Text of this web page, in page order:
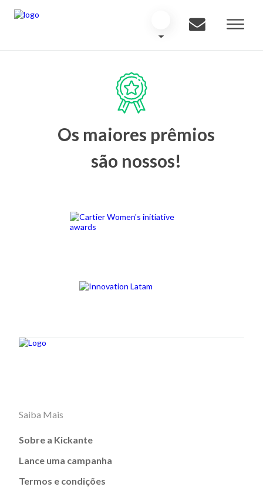
Os maiores prêmios
são nossos!
Saiba Mais
Sobre a Kickante
Lance uma campanha
Termos e condições